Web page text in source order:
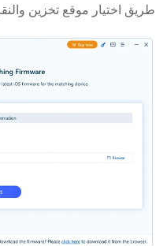
طريق اختيار موقع تخزين